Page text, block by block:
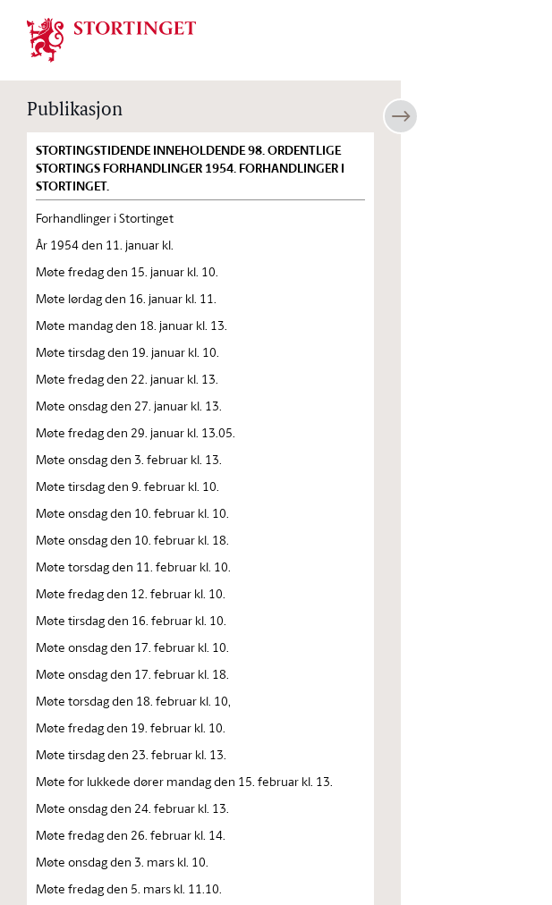
Stortinget.no
Publikasjon
STORTINGSTIDENDE INNEHOLDENDE 98. ORDENTLIGE
STORTINGS FORHANDLINGER 1954. FORHANDLINGER I
STORTINGET.
Forhandlinger i Stortinget
År 1954 den 11. januar kl.
Møte fredag den 15. januar kl. 10.
Møte lørdag den 16. januar kl. 11.
Møte mandag den 18. januar kl. 13.
Møte tirsdag den 19. januar kl. 10.
Møte fredag den 22. januar kl. 13.
Møte onsdag den 27. januar kl. 13.
Møte fredag den 29. januar kl. 13.05.
Møte onsdag den 3. februar kl. 13.
Møte tirsdag den 9. februar kl. 10.
Møte onsdag den 10. februar kl. 10.
Møte onsdag den 10. februar kl. 18.
Møte torsdag den 11. februar kl. 10.
Møte fredag den 12. februar kl. 10.
Møte tirsdag den 16. februar kl. 10.
Møte onsdag den 17. februar kl. 10.
Møte onsdag den 17. februar kl. 18.
Møte torsdag den 18. februar kl. 10,
Møte fredag den 19. februar kl. 10.
Møte tirsdag den 23. februar kl. 13.
Møte for lukkede dører mandag den 15. februar kl. 13.
Møte onsdag den 24. februar kl. 13.
Møte fredag den 26. februar kl. 14.
Møte onsdag den 3. mars kl. 10.
Møte fredag den 5. mars kl. 11.10.